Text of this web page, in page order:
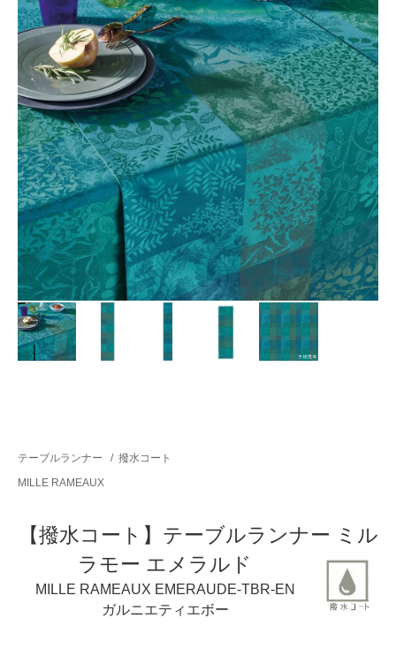
テーブルランナー / 撥水コート
MILLE RAMEAUX
【撥水コート】テーブルランナー ミル
ラモー エメラルド
MILLE RAMEAUX EMERAUDE-TBR-EN
ガルニエティエボー